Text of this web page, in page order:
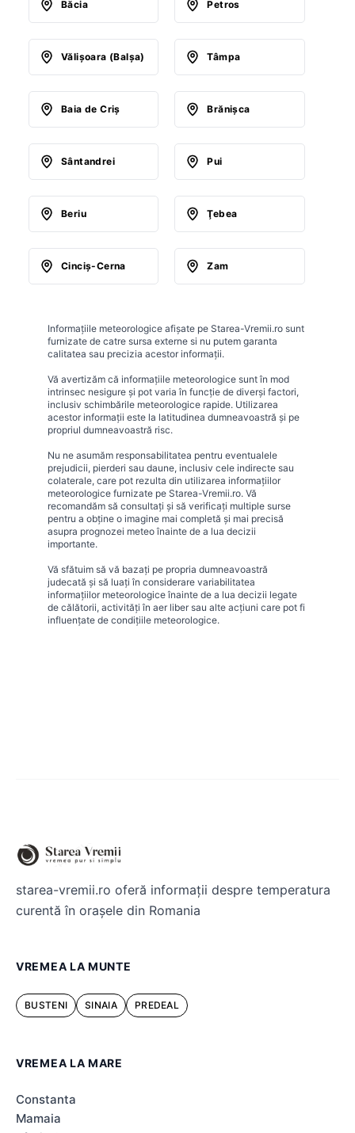
Băcia Petros
Vălişoara (Balşa) Tâmpa
Baia de Criş Brănişca
Sântandrei Pui
Beriu Ţebea
Cinciş-Cerna Zam
Informațiile meteorologice afișate pe Starea-Vremii.ro sunt
furnizate de catre sursa externe si nu putem garanta
calitatea sau precizia acestor informații.
Vă avertizăm că informațiile meteorologice sunt în mod
intrinsec nesigure și pot varia în funcție de diverși factori,
inclusiv schimbările meteorologice rapide. Utilizarea
acestor informații este la latitudinea dumneavoastră și pe
propriul dumneavoastră risc.
Nu ne asumăm responsabilitatea pentru eventualele
prejudicii, pierderi sau daune, inclusiv cele indirecte sau
colaterale, care pot rezulta din utilizarea informațiilor
meteorologice furnizate pe Starea-Vremii.ro. Vă
recomandăm să consultați și să verificați multiple surse
pentru a obține o imagine mai completă și mai precisă
asupra prognozei meteo înainte de a lua decizii
importante.
Vă sfătuim să vă bazați pe propria dumneavoastră
judecată și să luați în considerare variabilitatea
informațiilor meteorologice înainte de a lua decizii legate
de călătorii, activități în aer liber sau alte acțiuni care pot fi
influențate de condițiile meteorologice.
starea-vremii.ro oferă informații despre temperatura
curentă în orașele din Romania
VREMEA LA MUNTE
BUSTENI SINAIA PREDEAL
VREMEA LA MARE
Constanta
Mamaia